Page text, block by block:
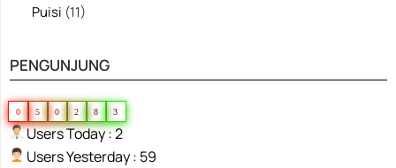
Puisi (11)
PENGUNJUNG
0 5 0 2 8 3
Users Today : 2
Users Yesterday : 59